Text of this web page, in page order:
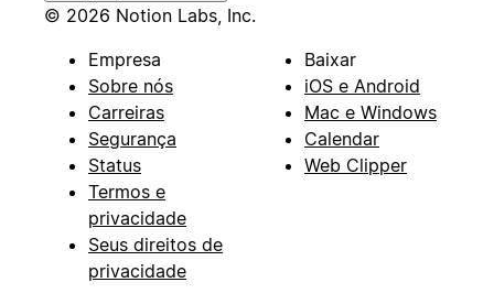
© 2026 Notion Labs, Inc.
Empresa
Sobre nós
Carreiras
Segurança
Status
Termos e
privacidade
Seus direitos de
privacidade
Baixar
iOS e Android
Mac e Windows
Calendar
Web Clipper